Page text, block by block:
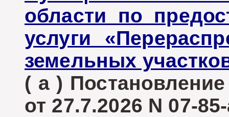
области по
услуги
земельных
( а )
от 27.7.2026 N 07-